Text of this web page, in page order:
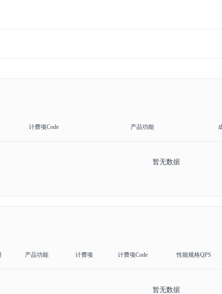
计费项Code 产品功能
暂无数据
产品功能 计费项 计费项Code 性能规格QPS
暂无数据